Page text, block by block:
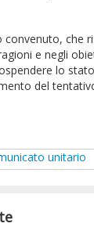
convenuto, che
e negli
lo
del
unitario